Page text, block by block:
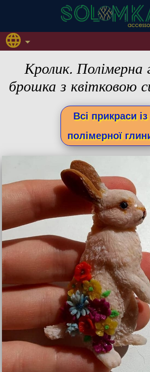
Кролик. Полімерна
брошка з квітковою
Всі прикраси із
полімерної